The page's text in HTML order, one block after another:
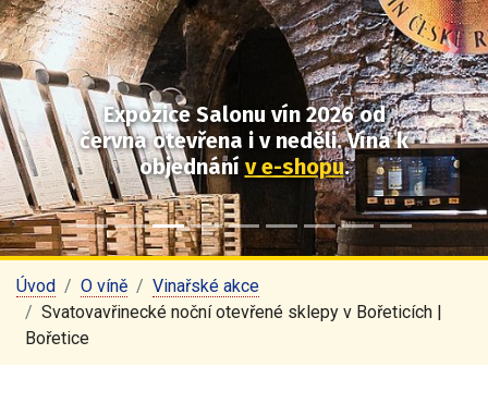
Expozice Salonu vín 2026od
června otevřena i v neděli.Vína k
objednání v e-shopu.
Předchozí Další
Úvod O víně
Vinařské akce
Svatovavřinecké noční otevřené sklepy v Bořeticích |
Bořetice